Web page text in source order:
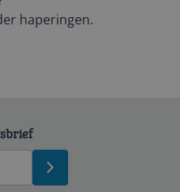
haperingen.